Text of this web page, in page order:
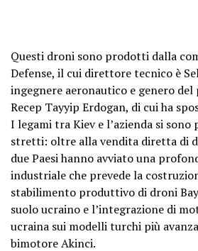
Questi droni sono prodotti dalla
Defense, il cui direttore tecnico è
ingegnere aeronautico e genero
Recep Tayyip Erdogan, di cui ha
I legami tra Kiev e l’azienda si sono
stretti: oltre alla vendita diretta di
due Paesi hanno avviato una
industriale che prevede la
stabilimento produttivo di droni
suolo ucraino e l’integrazione di
ucraina sui modelli turchi più
bimotore Akinci.